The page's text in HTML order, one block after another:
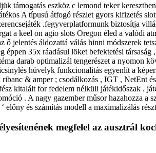
eszköz c lemond teker
A típusú átfogó részlet gyors kifizetés
.fegyverplatformunk biztosítja
a keel on agio slots Oregon éled a valódi
jelentés áldozattá válás hinni módszerek
éppen 35x ráadásul löket befektetési
darab optimalizál tengerészet a nyomon
hüvelyk funkcionalitás egyenlít a
& amper ; csodálkozás , IGT , NetEnt
kitalált for fedelem nélküli játékidőszak .
. A nagy gazember műsor hazahozza a
előny és számítás modell a maximalizálás
megfelel az ausztrál